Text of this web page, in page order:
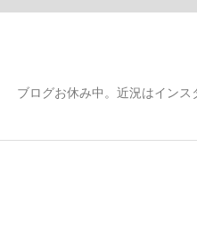
ブログお休み中。近況はイン